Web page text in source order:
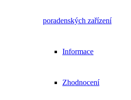
poradenských zařízení
Informace
Zhodnocení